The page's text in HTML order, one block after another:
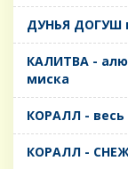
ДУНЬЯ ДОГУШ
КАЛИТВА -
миска
КОРАЛЛ - весь
КОРАЛЛ -